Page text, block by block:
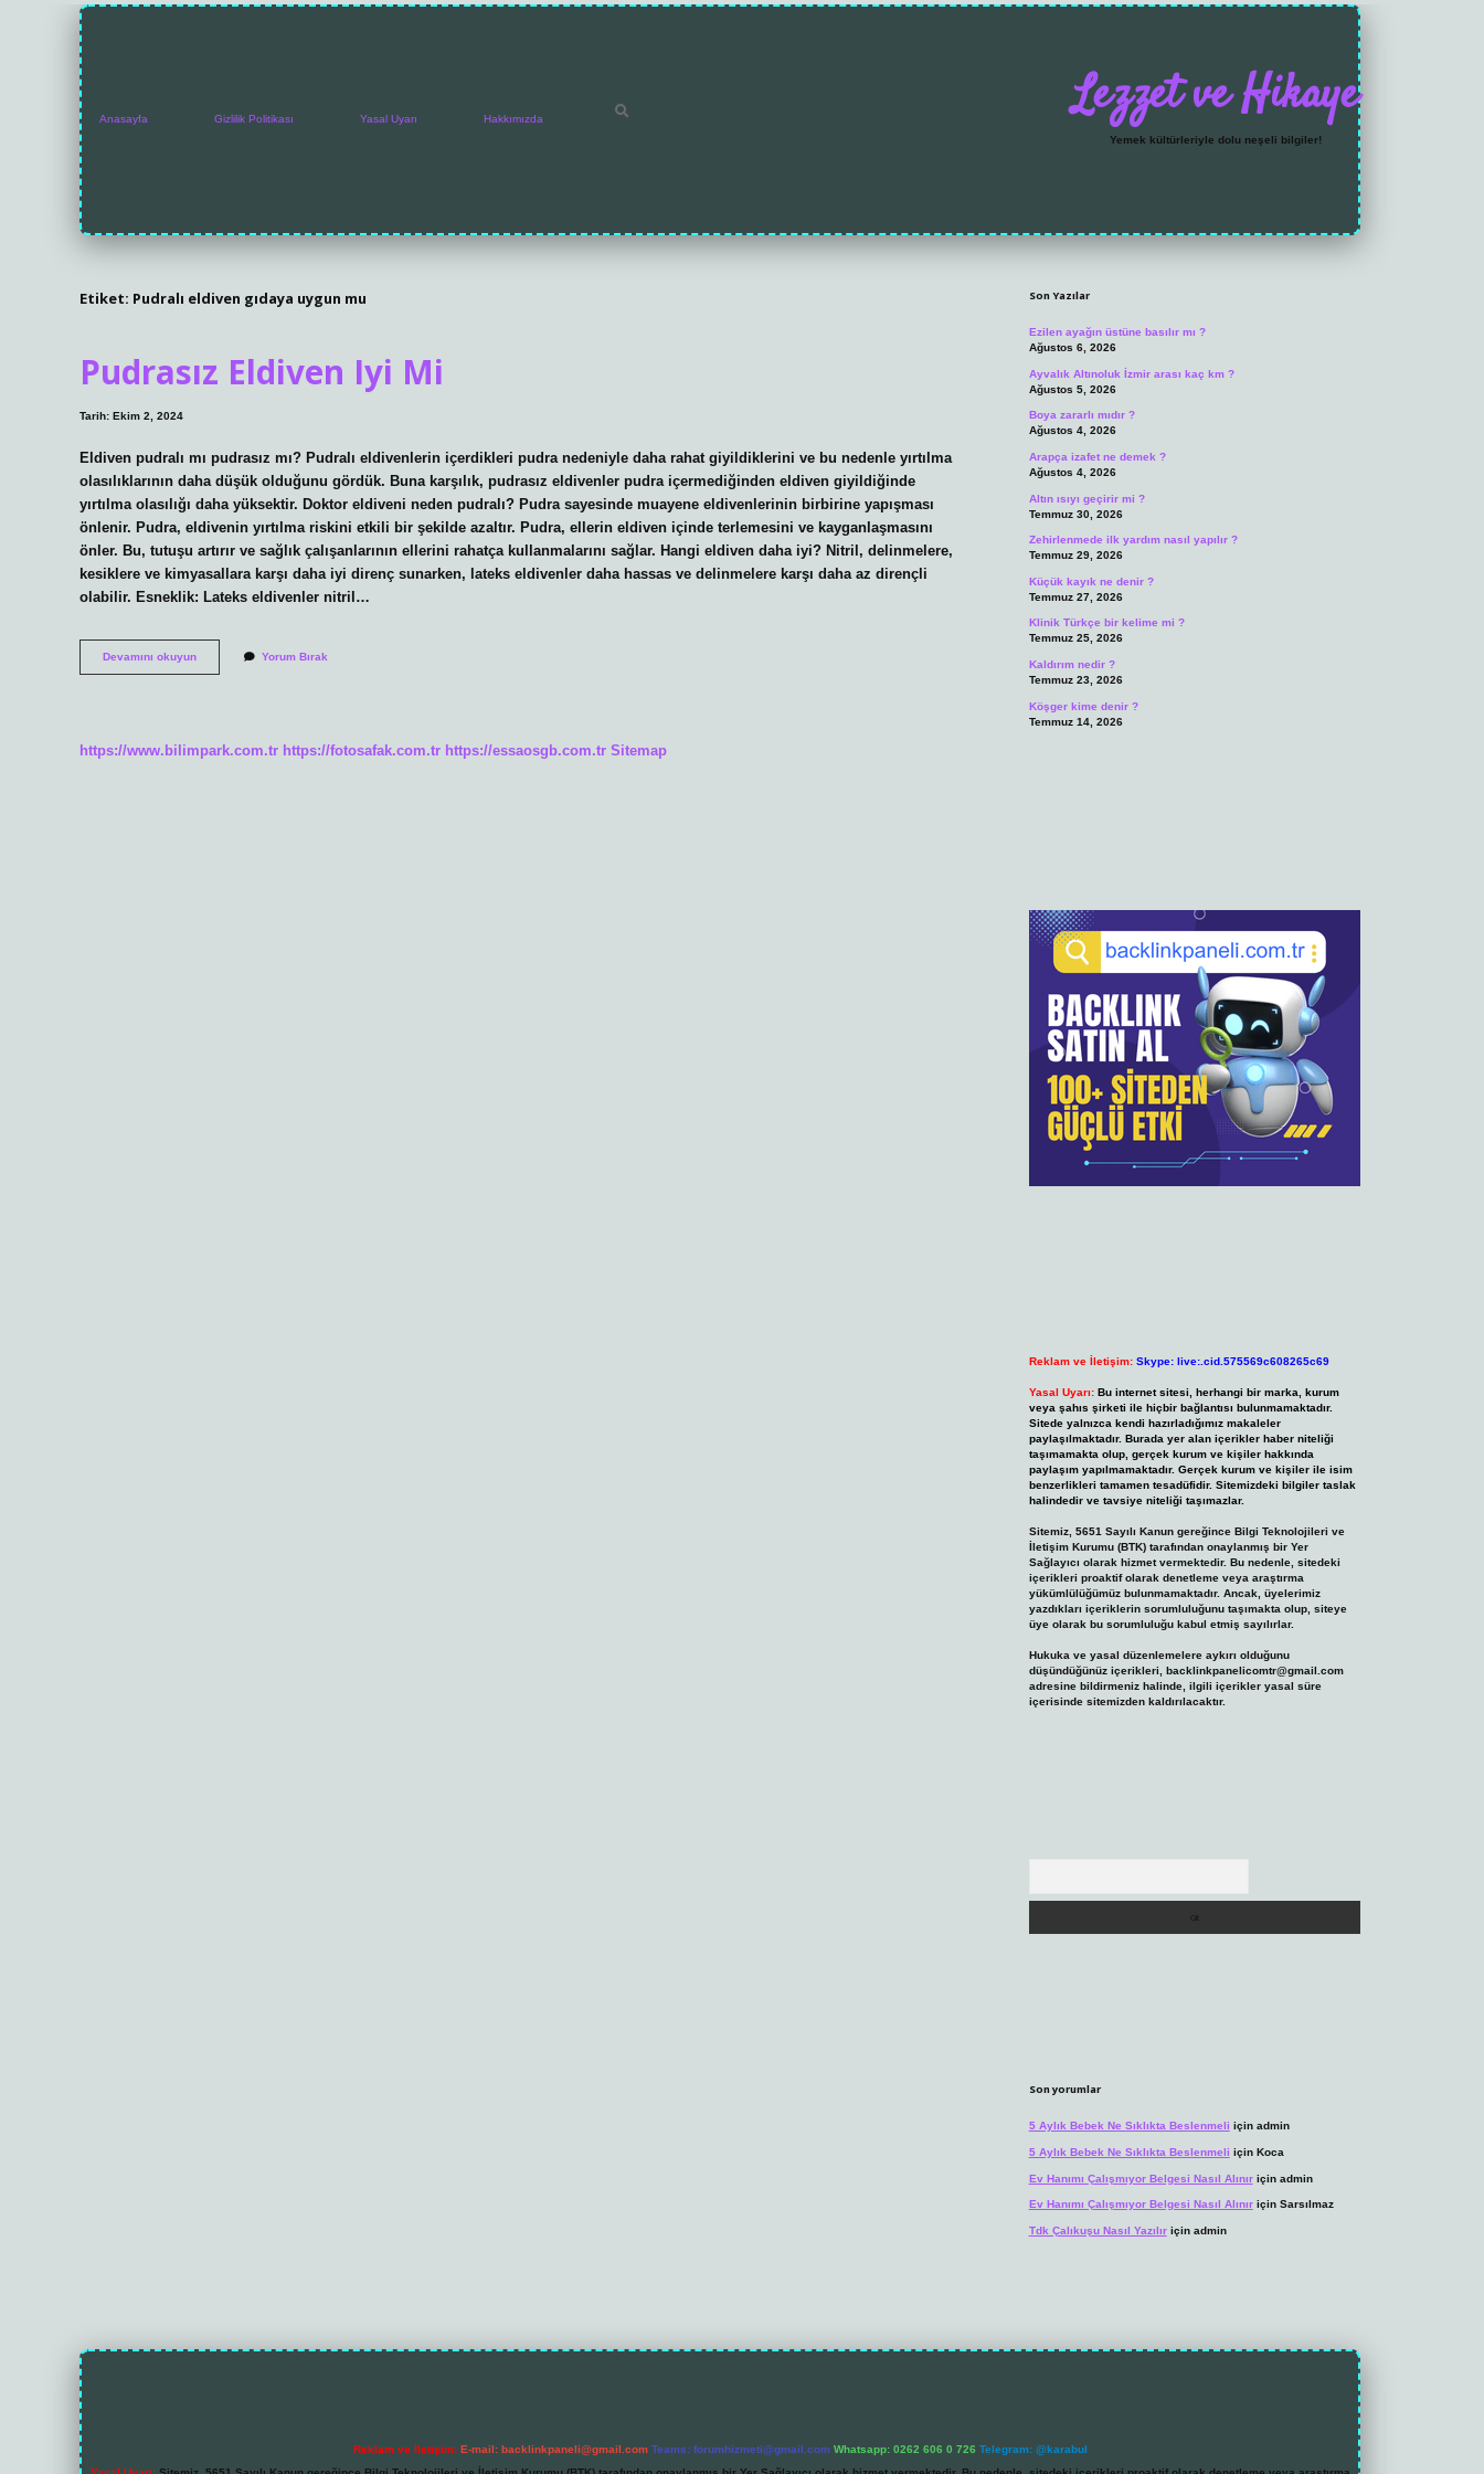
Anasayfa Gizlilik Politikası Yasal Uyarı Hakkımızda Lezzet ve Hikaye
Yemek kültürleriyle dolu neşeli bilgiler!
Etiket: Pudralı eldiven gıdaya uygun mu
Pudrasız Eldiven Iyi Mi
Tarih: Ekim 2, 2024
Eldiven pudralı mı pudrasız mı? Pudralı eldivenlerin içerdikleri pudra nedeniyle daha rahat giyildiklerini ve bu nedenle yırtılma
olasılıklarının daha düşük olduğunu gördük. Buna karşılık, pudrasız eldivenler pudra içermediğinden eldiven giyildiğinde
yırtılma olasılığı daha yüksektir. Doktor eldiveni neden pudralı? Pudra sayesinde muayene eldivenlerinin birbirine yapışması
önlenir. Pudra, eldivenin yırtılma riskini etkili bir şekilde azaltır. Pudra, ellerin eldiven içinde terlemesini ve kayganlaşmasını
önler. Bu, tutuşu artırır ve sağlık çalışanlarının ellerini rahatça kullanmalarını sağlar. Hangi eldiven daha iyi? Nitril, delinmelere,
kesiklere ve kimyasallara karşı daha iyi direnç sunarken, lateks eldivenler daha hassas ve delinmelere karşı daha az dirençli
olabilir. Esneklik: Lateks eldivenler nitril…
Devamını okuyunPudrasız
Eldiven
Yorum Bırak
https://www.bilimpark.com.tr https://fotosafak.com.tr https://essaosgb.com.tr Sitemap
Sidebar
Son Yazılar
Ezilen ayağın üstüne basılır mı ?
Ağustos 6, 2026
Ayvalık Altınoluk İzmir arası kaç km ?
Ağustos 5, 2026
Boya zararlı mıdır ?
Ağustos 4, 2026
Arapça izafet ne demek ?
Ağustos 4, 2026
Altın ısıyı geçirir mi ?
Temmuz 30, 2026
Zehirlenmede ilk yardım nasıl yapılır ?
Temmuz 29, 2026
Küçük kayık ne denir ?
Temmuz 27, 2026
Klinik Türkçe bir kelime mi ?
Temmuz 25, 2026
Kaldırım nedir ?
Temmuz 23, 2026
Köşger kime denir ?
Temmuz 14, 2026
Reklam ve İletişim: Skype: live:.cid.575569c608265c69
Yasal Uyarı: Bu internet sitesi, herhangi bir marka, kurum
veya şahıs şirketi ile hiçbir bağlantısı bulunmamaktadır.
Sitede yalnızca kendi hazırladığımız makaleler
paylaşılmaktadır. Burada yer alan içerikler haber niteliği
taşımamakta olup, gerçek kurum ve kişiler hakkında
paylaşım yapılmamaktadır. Gerçek kurum ve kişiler ile isim
benzerlikleri tamamen tesadüfidir. Sitemizdeki bilgiler taslak
halindedir ve tavsiye niteliği taşımazlar.
Sitemiz, 5651 Sayılı Kanun gereğince Bilgi Teknolojileri ve
İletişim Kurumu (BTK) tarafından onaylanmış bir Yer
Sağlayıcı olarak hizmet vermektedir. Bu nedenle, sitedeki
içerikleri proaktif olarak denetleme veya araştırma
yükümlülüğümüz bulunmamaktadır. Ancak, üyelerimiz
yazdıkları içeriklerin sorumluluğunu taşımakta olup, siteye
üye olarak bu sorumluluğu kabul etmiş sayılırlar.
Hukuka ve yasal düzenlemelere aykırı olduğunu
düşündüğünüz içerikleri, backlinkpanelicomtr@gmail.com
adresine bildirmeniz halinde, ilgili içerikler yasal süre
içerisinde sitemizden kaldırılacaktır.
Son yorumlar
5 Aylık Bebek Ne Sıklıkta Beslenmeli için admin
5 Aylık Bebek Ne Sıklıkta Beslenmeli için Koca
Ev Hanımı Çalışmıyor Belgesi Nasıl Alınıriçin admin
Ev Hanımı Çalışmıyor Belgesi Nasıl Alınıriçin Sarsılmaz
Tdk Çalıkuşu Nasıl Yazılıriçin admin
Reklam ve İletişim: E-mail: backlinkpaneli@gmail.com Teams: forumhizmeti@gmail.com Whatsapp: 0262 606 0 726 Telegram: @karabul